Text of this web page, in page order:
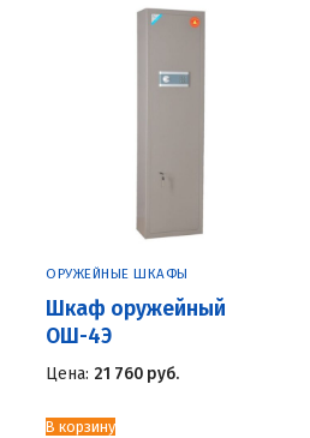
ОРУЖЕЙНЫЕ ШКАФЫ
Шкаф оружейный
ОШ-4Э
Цена: 21 760 руб.
В корзину